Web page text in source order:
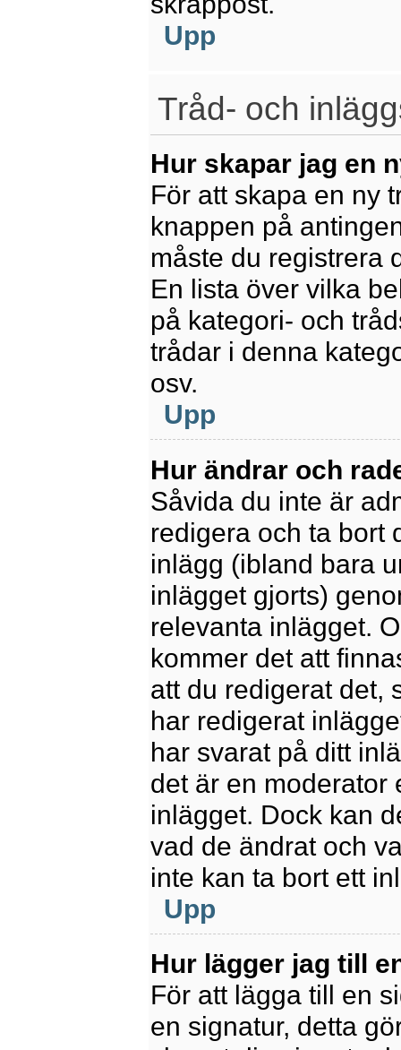
Upp
Tråd- och
Hur skapar jag en
För att skapa en ny
knappen på
måste du registrera
En lista över vilka
på kategori- och
trådar i denna
osv.
Upp
Hur ändrar och
Såvida du inte är
redigera och ta bort
inlägg (ibland bara
inlägget gjorts)
relevanta inlägget.
kommer det att
att du redigerat det,
har redigerat
har svarat på ditt
det är en moderator
inlägget. Dock kan
vad de ändrat och
inte kan ta bort ett
Upp
Hur lägger jag till
För att lägga till en
en signatur, detta